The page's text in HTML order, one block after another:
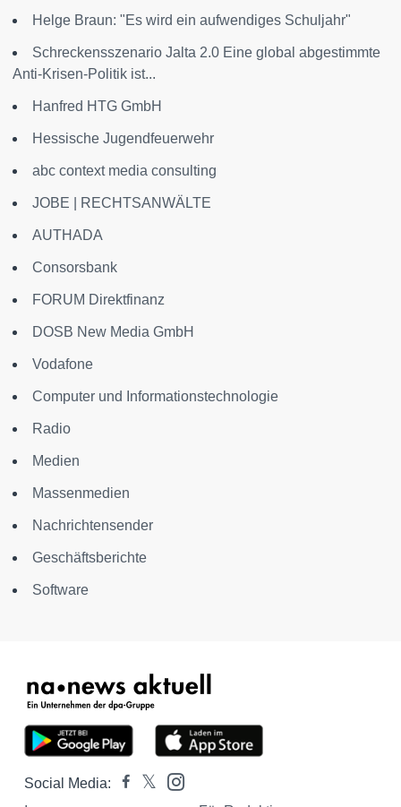
Helge Braun: "Es wird ein aufwendiges Schuljahr"
Schreckensszenario Jalta 2.0 Eine global abgestimmte
Anti-Krisen-Politik ist...
Hanfred HTG GmbH
Hessische Jugendfeuerwehr
abc context media consulting
JOBE | RECHTSANWÄLTE
AUTHADA
Consorsbank
FORUM Direktfinanz
DOSB New Media GmbH
Vodafone
Computer und Informationstechnologie
Radio
Medien
Massenmedien
Nachrichtensender
Geschäftsberichte
Software
Social Media: